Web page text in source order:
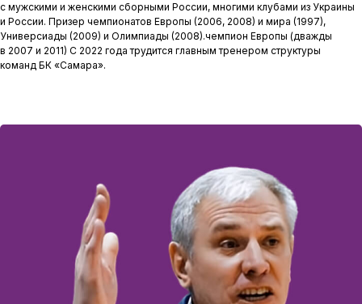
с мужскими и женскими сборными России, многими клубами из Украины
и России. Призер чемпионатов Европы (2006, 2008) и мира (1997),
Универсиады (2009) и Олимпиады (2008).чемпион Европы (дважды
в 2007 и 2011) С 2022 года трудится главным тренером структуры
команд БК «Самара».